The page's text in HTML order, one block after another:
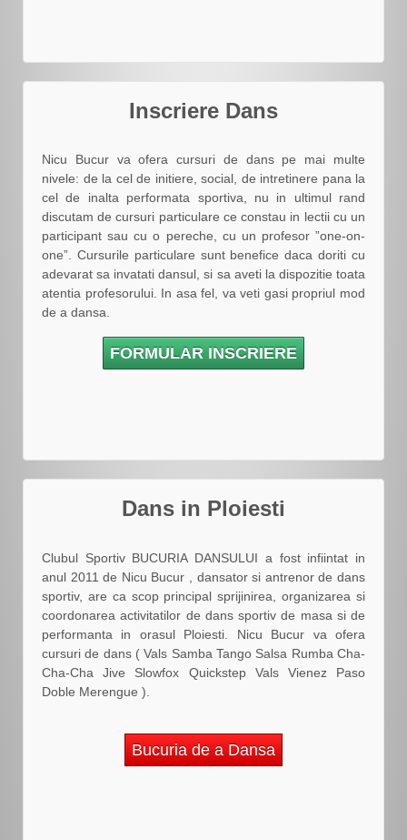
Inscriere Dans
Nicu Bucur va ofera cursuri de dans pe mai multe
nivele: de la cel de initiere, social, de intretinere pana la
cel de inalta performata sportiva, nu in ultimul rand
discutam de cursuri particulare ce constau in lectii cu un
participant sau cu o pereche, cu un profesor ”one-on-
one”. Cursurile particulare sunt benefice daca doriti cu
adevarat sa invatati dansul, si sa aveti la dispozitie toata
atentia profesorului. In asa fel, va veti gasi propriul mod
de a dansa.
FORMULAR INSCRIERE
Dans in Ploiesti
Clubul Sportiv BUCURIA DANSULUI a fost infiintat in
anul 2011 de Nicu Bucur , dansator si antrenor de dans
sportiv, are ca scop principal sprijinirea, organizarea si
coordonarea activitatilor de dans sportiv de masa si de
performanta in orasul Ploiesti. Nicu Bucur va ofera
cursuri de dans ( Vals Samba Tango Salsa Rumba Cha-
Cha-Cha Jive Slowfox Quickstep Vals Vienez Paso
Doble Merengue ).
Bucuria de a Dansa